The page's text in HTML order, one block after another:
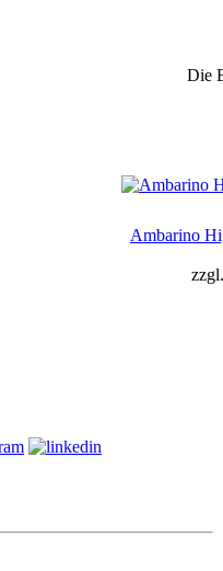
Die
Ambarino